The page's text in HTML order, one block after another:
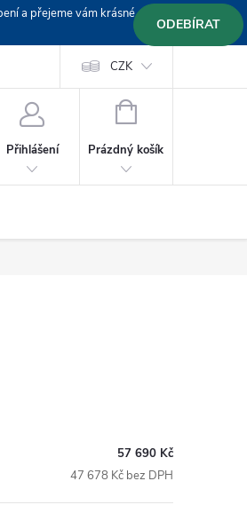
a přejeme vám krásné
Platba GoPay +420 603 319382
CZK
Přihlášení
NÁKUPNÍ
Prázdný košík
ODEBÍRAT
57 690 Kč
47 678 Kč bez DPH